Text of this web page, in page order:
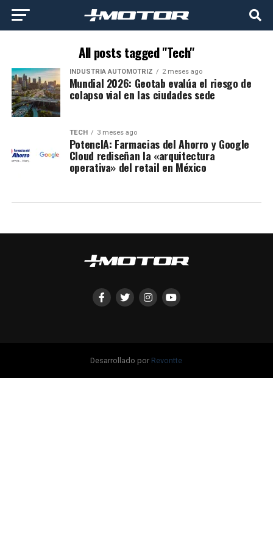
All posts tagged "Tech"
INDUSTRIA AUTOMOTRIZ 2 meses ago
Mundial 2026: Geotab evalúa el riesgo de
colapso vial en las ciudades sede
TECH 3 meses ago
PotencIA: Farmacias del Ahorro y Google
Cloud rediseñan la «arquitectura
operativa» del retail en México
Desarrollado por Revontte